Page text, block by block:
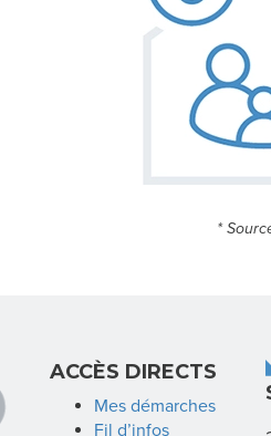
*
ACCÈS DIRECTS
Mes démarches
Fil d’infos